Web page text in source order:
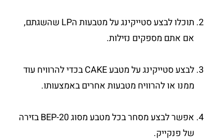
תוכלו לבצע סטייקינג על מטבעות הLP שהשגתם,
אם אתם מספקים נזילות.
לבצע סטייקינג על מטבע CAKE בכדי להרוויח עוד
ממנו או להרוויח מטבעות אחרים באמצעותו.
אפשר לבצע מסחר בכל מטבע מסוג BEP-20 בזירה
של פנקייק.